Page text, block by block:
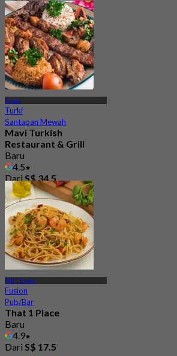
DariS$ 46.66
Bugis
Turki
Santapan Mewah
Mavi Turkish
Restaurant & Grill
Baru
4.5
DariS$ 34.5
MRT Bugis
Fusion
Pub/Bar
That 1 Place
Baru
4.9
Dari S$ 17.5